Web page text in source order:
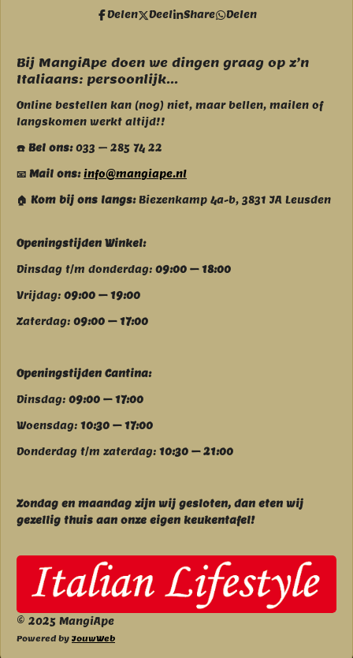
o
r
Delen Deel Share Delen
Bij MangiApe doen we dingen graag op z’n
Italiaans: persoonlijk...
Online bestellen kan (nog) niet, maar bellen, mailen of
langskomen werkt altijd!!
☎️ Bel ons: 033 – 285 74 22
📧 Mail ons: info@mangiape.nl
🏠 Kom bij ons langs: Biezenkamp 4a-b, 3831 JA Leusden
Openingstijden Winkel:
Dinsdag t/m donderdag: 09:00 – 18:00
Vrijdag: 09:00 – 19:00
Zaterdag: 09:00 – 17:00
Openingstijden Cantina:
Dinsdag: 09:00 – 17:00
Woensdag: 10:30 – 17:00
Donderdag t/m zaterdag: 10:30 – 21:00
Zondag en maandag zijn wij gesloten, dan eten wij
gezellig thuis aan onze eigen keukentafel!
© 2025 MangiApe
Powered by JouwWeb